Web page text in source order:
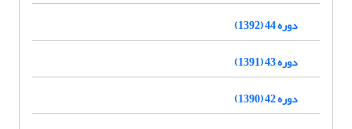
دوره 44 (1392)
دوره 43 (1391)
دوره 42 (1390)